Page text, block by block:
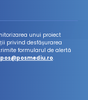
unui proiect
privind desfășurarea
formularul de alertă
.